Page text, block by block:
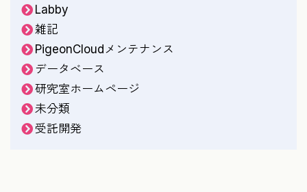
Labby
雑記
PigeonCloudメンテナンス
データベース
研究室ホームページ
未分類
受託開発